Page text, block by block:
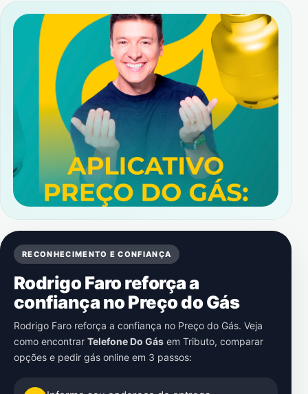
RECONHECIMENTO E CONFIANÇA
Rodrigo Faro reforça a
confiança no Preço do Gás
Rodrigo Faro reforça a confiança no Preço do Gás. Veja
como encontrar Telefone Do Gás em Tributo, comparar
opções e pedir gás online em 3 passos: